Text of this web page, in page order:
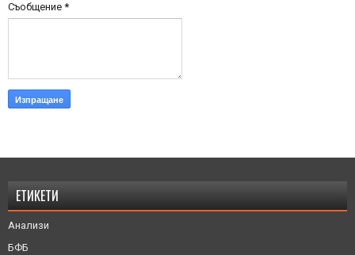
Съобщение *
ЕТИКЕТИ
Анализи
БФБ